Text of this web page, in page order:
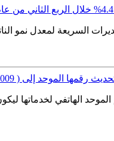
المحلي الإجمالي الحقيقي للربع الثاني من
رقمها الموحد إلى ( 199009 )